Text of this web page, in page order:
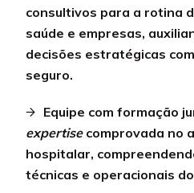
consultivos para a rotina
saúde e empresas,
decisões estratégicas
seguro.
Equipe com formação
expertisecomprovada no
hospitalar,
técnicas e operacionais